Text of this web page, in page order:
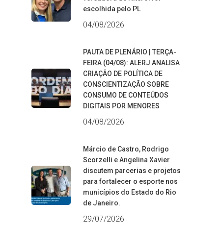
escolhida pelo PL
04/08/2026
PAUTA DE PLENÁRIO | TERÇA-
FEIRA (04/08): ALERJ ANALISA
CRIAÇÃO DE POLÍTICA DE
CONSCIENTIZAÇÃO SOBRE
CONSUMO DE CONTEÚDOS
DIGITAIS POR MENORES
04/08/2026
Márcio de Castro, Rodrigo
Scorzelli e Angelina Xavier
discutem parcerias e projetos
para fortalecer o esporte nos
municípios do Estado do Rio
de Janeiro.
29/07/2026